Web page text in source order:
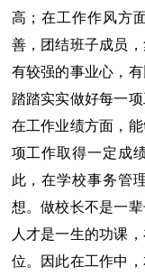
高；在工作作风方
善，团结班子成员
有较强的事业心，
踏踏实实做好每一
在工作业绩方面，
项工作取得一定成
此，在学校事务管
想。做校长不是一
人才是一生的功课
位。因此在工作中